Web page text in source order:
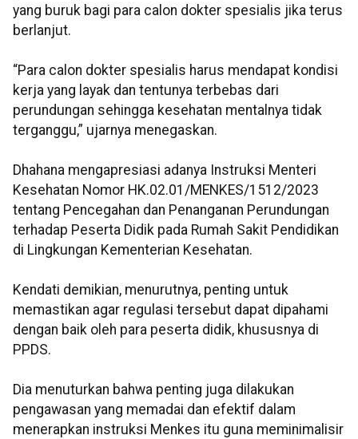
yang buruk bagi para calon dokter spesialis jika terus
berlanjut.
“Para calon dokter spesialis harus mendapat kondisi
kerja yang layak dan tentunya terbebas dari
perundungan sehingga kesehatan mentalnya tidak
terganggu,” ujarnya menegaskan.
Dhahana mengapresiasi adanya Instruksi Menteri
Kesehatan Nomor HK.02.01/MENKES/1512/2023
tentang Pencegahan dan Penanganan Perundungan
terhadap Peserta Didik pada Rumah Sakit Pendidikan
di Lingkungan Kementerian Kesehatan.
Kendati demikian, menurutnya, penting untuk
memastikan agar regulasi tersebut dapat dipahami
dengan baik oleh para peserta didik, khususnya di
PPDS.
Dia menuturkan bahwa penting juga dilakukan
pengawasan yang memadai dan efektif dalam
menerapkan instruksi Menkes itu guna meminimalisir